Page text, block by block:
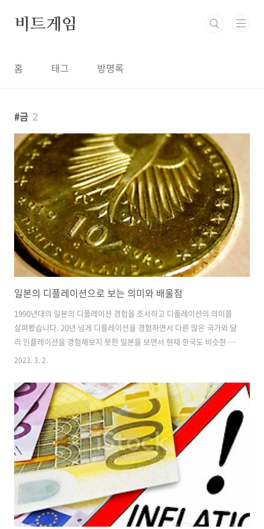
비트게임
홈 태그 방명록
금 2
일본의 디플레이션으로 보는 의미와 배울점
1990년대의 일본의 디플레이션 경험을 조사하고 디플레이션의 의미를
살펴봤습니다. 20년 넘게 디플레이션을 경험하면서 다른 많은 국가와 달
리 인플레이션을 경험해보지 못한 일본을 보면서 현재 한국도 비슷한 상
황에 직면해 있다 생각하여 살펴보게 되었습니다. 디플레이션의 단점 주
수 있지만 실제로는 경제에 해를 끼치는 몇 가지 단점이 있습니다. 우선
지출 감소로 이어집니다. 가격이 하락하면 소비자는 가격이 계속 하락할
것으로 예상하므로 구매 가능성이 낮아집니다. 지출 감소는 기업과 전반
적인 경제에 피해를 줄 수 있습니다. 기업에 피해가 간다면 높은 실업률
로 이어질 수 있습니다. 또한 제품이나 서비스에 대한 슈요가 감소할 것
으로 예상되기 때문..
2023. 3. 2.